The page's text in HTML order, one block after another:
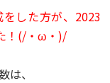
した方が、2023
！(/・ω・)/
、